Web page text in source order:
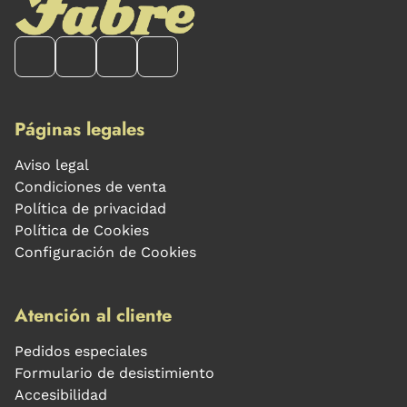
Páginas legales
Aviso legal
Condiciones de venta
Política de privacidad
Política de Cookies
Configuración de Cookies
Atención al cliente
Pedidos especiales
Formulario de desistimiento
Accesibilidad